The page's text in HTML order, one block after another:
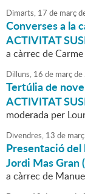
Dimarts, 17 de març
Converses a la
ACTIVITAT
a càrrec de
Dilluns, 16 de marçde
Tertúlia de
ACTIVITAT
moderada per
Divendres, 13 de març
Presentació del
Jordi Mas Gran
a càrrec de